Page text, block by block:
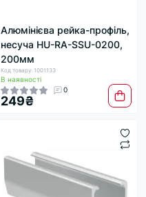
Алюмінієва рейка-профіль,
несуча HU-RA-SSU-0200,
200мм
Код товару: 1001133
В наявності
0
249₴